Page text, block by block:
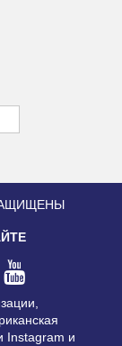
Instagram и